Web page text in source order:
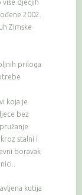
dječjih
2002.
Zimske
priloga
koja je
bez
stalni i
boravak
kutija